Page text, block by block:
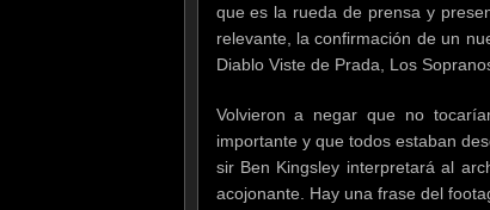
que es la rueda de prensa y
relevante, la confirmación de un
Diablo Viste de Prada, Los
Volvieron a negar que no
importante y que todos estaban
sir Ben Kingsley interpretará al
acojonante. Hay una frase del